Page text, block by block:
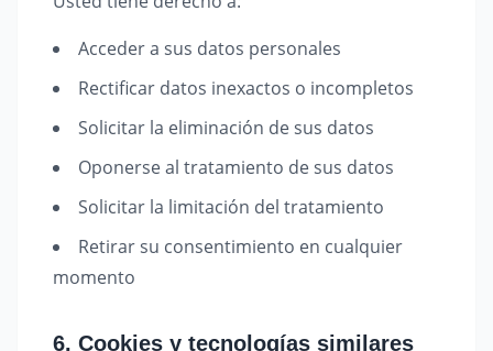
Acceder a sus datos personales
Rectificar datos inexactos o incompletos
Solicitar la eliminación de sus datos
Oponerse al tratamiento de sus datos
Solicitar la limitación del tratamiento
Retirar su consentimiento en cualquier
momento
6. Cookies y tecnologías similares